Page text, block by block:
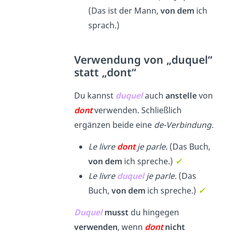
(Das ist der Mann, von demich
sprach.)
Verwendung von „duquel“
statt „dont“
Du kannst duquelauch anstellevon
dontverwenden. Schließlich
ergänzen beide eine de-Verbindung.
Le livredontje parle. (Das Buch,
von demich spreche.) ✓
Le livreduquelje parle.(Das
Buch, von demich spreche.) ✓
Duquel musst du hingegen
verwenden, wenn dont nicht